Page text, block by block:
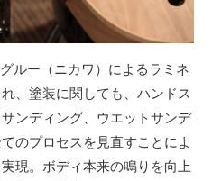
ルー（ニカワ）によるラミネ
、塗装に関しても、ハンドス
ンディング、ウエットサンデ
のプロセスを見直すことによ
現。ボディ本来の鳴りを向上